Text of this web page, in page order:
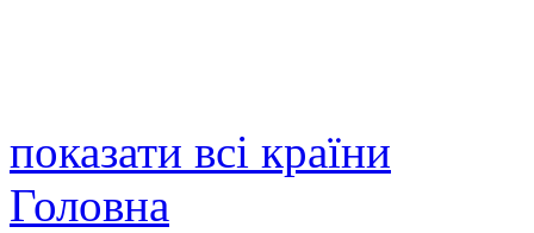
показати всі країни
Головна